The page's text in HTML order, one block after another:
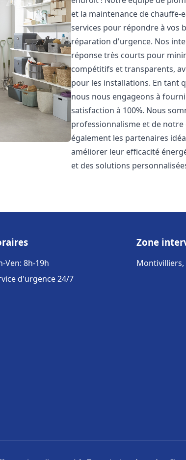
et la maintenance de chauffe-
services pour répondre à vos
réparation d'urgence. Nos
réponse très courts pour
compétitifs et transparents,
pour les installations. En tant
nous nous engageons à
satisfaction à 100%. Nous
professionnalisme et de
également les partenaires
améliorer leur efficacité
et des solutions
Ven: 8h-19h
d'urgence 24/7
Zone
Montivilliers,